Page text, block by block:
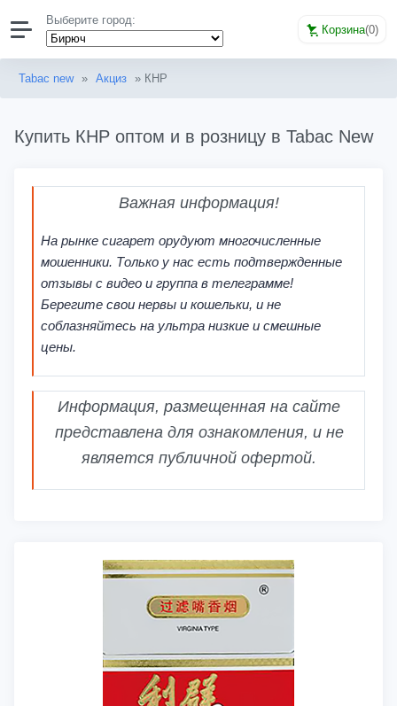
Выберите город:
Корзина(0)
Tabac new » Акциз » КНР
Купить КНР оптом и в розницу в Tabac New
Важная информация!
На рынке сигарет орудуют многочисленные
мошенники. Только у нас есть подтвержденные
отзывы с видео и группа в телеграмме!
Берегите свои нервы и кошельки, и не
соблазняйтесь на ультра низкие и смешные
цены.
Информация, размещенная на сайте
представлена для ознакомления, и не
является публичной офертой.